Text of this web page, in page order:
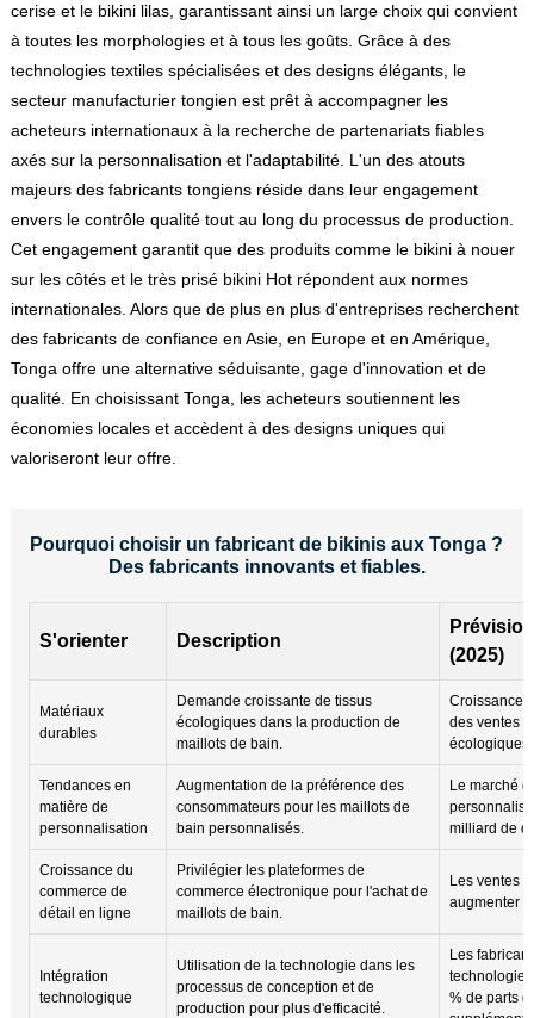
cerise et le bikini lilas, garantissant ainsi un large choix qui convient
à toutes les morphologies et à tous les goûts. Grâce à des
technologies textiles spécialisées et des designs élégants, le
secteur manufacturier tongien est prêt à accompagner les
acheteurs internationaux à la recherche de partenariats fiables
axés sur la personnalisation et l'adaptabilité. L'un des atouts
majeurs des fabricants tongiens réside dans leur engagement
envers le contrôle qualité tout au long du processus de production.
Cet engagement garantit que des produits comme le bikini à nouer
sur les côtés et le très prisé bikini Hot répondent aux normes
internationales. Alors que de plus en plus d'entreprises recherchent
des fabricants de confiance en Asie, en Europe et en Amérique,
Tonga offre une alternative séduisante, gage d'innovation et de
qualité. En choisissant Tonga, les acheteurs soutiennent les
économies locales et accèdent à des designs uniques qui
valoriseront leur offre.
Pourquoi choisir un fabricant de bikinis aux Tonga ?
Des fabricants innovants et fiables.
S'orienter Description
(2025)
Matériaux
durables
Demande croissante de tissus
écologiques dans la production de
maillots de bain.
Croissance
des ventes
écologiques.
Tendances en
matière de
personnalisation
Augmentation de la préférence des
consommateurs pour les maillots de
bain personnalisés.
Le marché
milliard de
Croissance du
commerce de
détail en ligne
Privilégier les plateformes de
commerce électronique pour l'achat de
maillots de bain.
Les ventes
augmenter
Intégration
technologique
Utilisation de la technologie dans les
processus de conception et de
production pour plus d'efficacité.
Les
technologie
% de parts